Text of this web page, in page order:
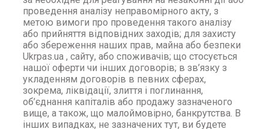
проведення аналізу неправомірного акту, з
метою вимоги про проведення такого аналізу
або прийняття відповідних заходів; для захисту
або збереження наших прав, майна або безпеки
Ukrpas.ua , сайту, або споживачів; що стосується
нашої оферти чи інших договорів; в зв’язку з
укладенням договорів в певних сферах,
зокрема, ліквідації, злиття і поглинання,
об’єднання капіталів або продажу зазначеного
вище, а також, що малоймовірно, банкрутства. В
інших випадках, не зазначених тут, ви будете